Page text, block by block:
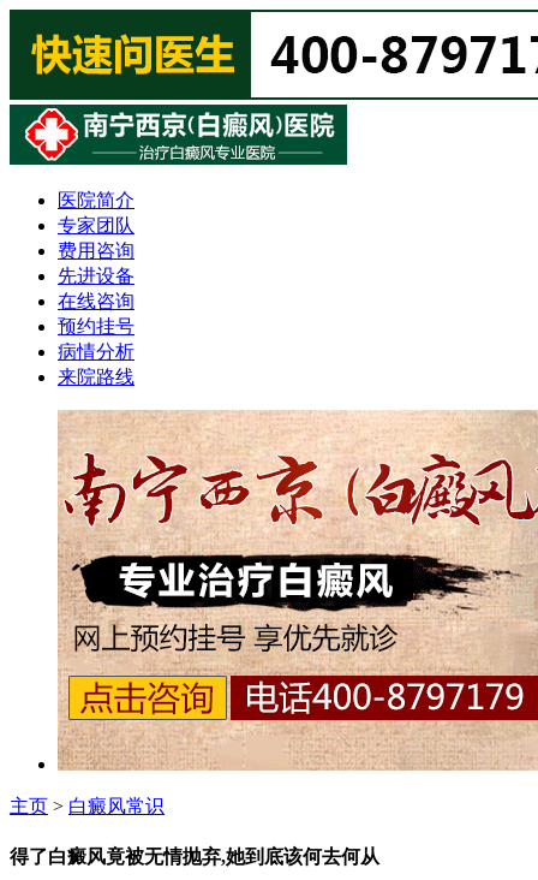
医院简介
专家团队
费用咨询
先进设备
在线咨询
预约挂号
病情分析
来院路线
主页 > 白癜风常识
得了白癜风竟被无情抛弃,她到底该何去何从